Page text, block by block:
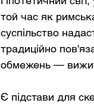
той час як
суспільство
традиційно
обмежень —
Є підстави для